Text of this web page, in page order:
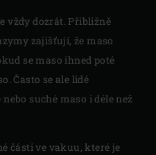
vždy dozrát. Přibližně
zajišťují, že maso
se maso ihned poté
Často se ale lidé
suché maso i déle než
části ve vakuu, které je